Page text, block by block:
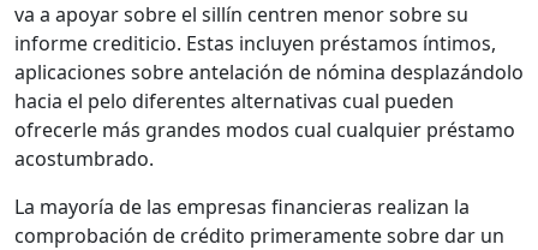
va a apoyar sobre el sillí­n centren menor sobre su
informe crediticio. Estas incluyen préstamos íntimos,
aplicaciones sobre antelación de nómina desplazándolo
hacia el pelo diferentes alternativas cual pueden
ofrecerle más grandes modos cual cualquier préstamo
acostumbrado.
La mayoría de las empresas financieras realizan la
comprobación de crédito primeramente sobre dar un